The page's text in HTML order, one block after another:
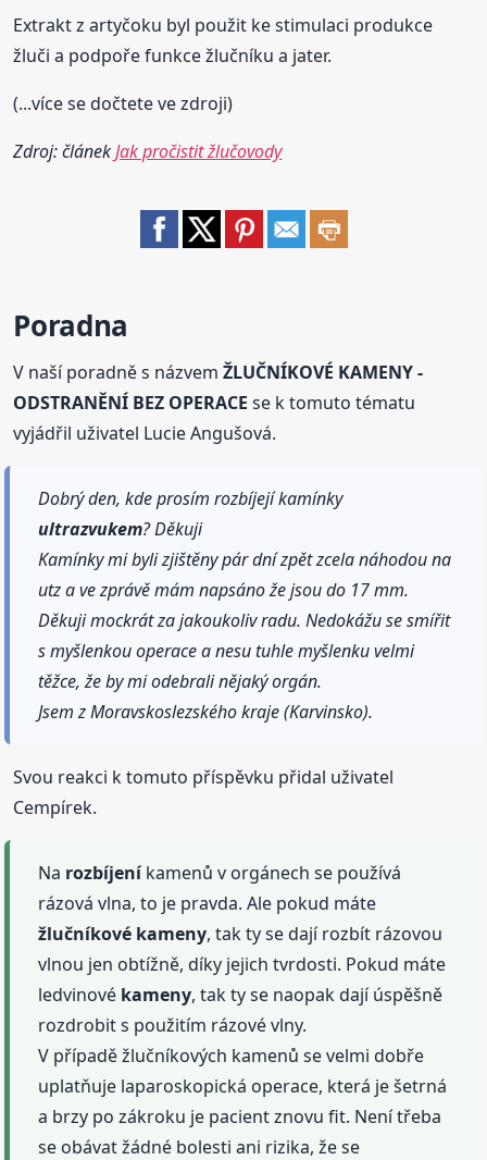
Extrakt z artyčoku byl použit ke stimulaci produkce
žluči a podpoře funkce žlučníku a jater.
(...více se dočtete ve zdroji)
Zdroj: článekJak pročistit žlučovody
Poradna
V naší poradně s názvemŽLUČNÍKOVÉ KAMENY -
ODSTRANĚNÍ BEZ OPERACE se k tomuto tématu
vyjádřil uživatel Lucie Angušová.
Dobrý den, kde prosím rozbíjejí kamínky
ultrazvukem? Děkuji
Kamínky mi byli zjištěny pár dní zpět zcela náhodou na
utz a ve zprávě mám napsáno že jsou do 17 mm.
Děkuji mockrát za jakoukoliv radu. Nedokážu se smířit
s myšlenkou operace a nesu tuhle myšlenku velmi
těžce, že by mi odebrali nějaký orgán.
Jsem z Moravskoslezského kraje (Karvinsko).
Svou reakci k tomuto příspěvku přidal uživatel
Cempírek.
Na rozbíjeníkamenů v orgánech se používá
rázová vlna, to je pravda. Ale pokud máte
žlučníkové kameny, tak ty se dají rozbít rázovou
vlnou jen obtížně, díky jejich tvrdosti. Pokud máte
ledvinové kameny, tak ty se naopak dají úspěšně
rozdrobit s použitím rázové vlny.
V případě žlučníkových kamenů se velmi dobře
uplatňuje laparoskopická operace, která je šetrná
a brzy po zákroku je pacient znovu fit. Není třeba
se obávat žádné bolesti ani rizika, že se